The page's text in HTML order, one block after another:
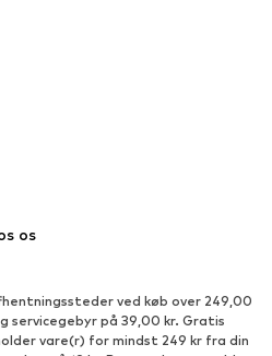
Trending
Ankelstøvler
os
ved køb over 249,00
på 39,00 kr. Gratis
vare(r) for mindst 249 kr fra din